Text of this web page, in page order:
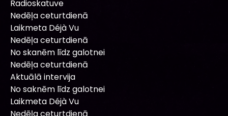
Radioskatuve
Nedēļa ceturtdienā
Laikmeta Déjà Vu
Nedēļa ceturtdienā
No skanēm līdz galotnei
Nedēļa ceturtdienā
Aktuālā intervija
No saknēm līdz galotnei
Laikmeta Déjà Vu
Nedēļa ceturtdienā